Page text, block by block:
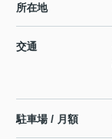
所在地
交通
駐車場 / 月額